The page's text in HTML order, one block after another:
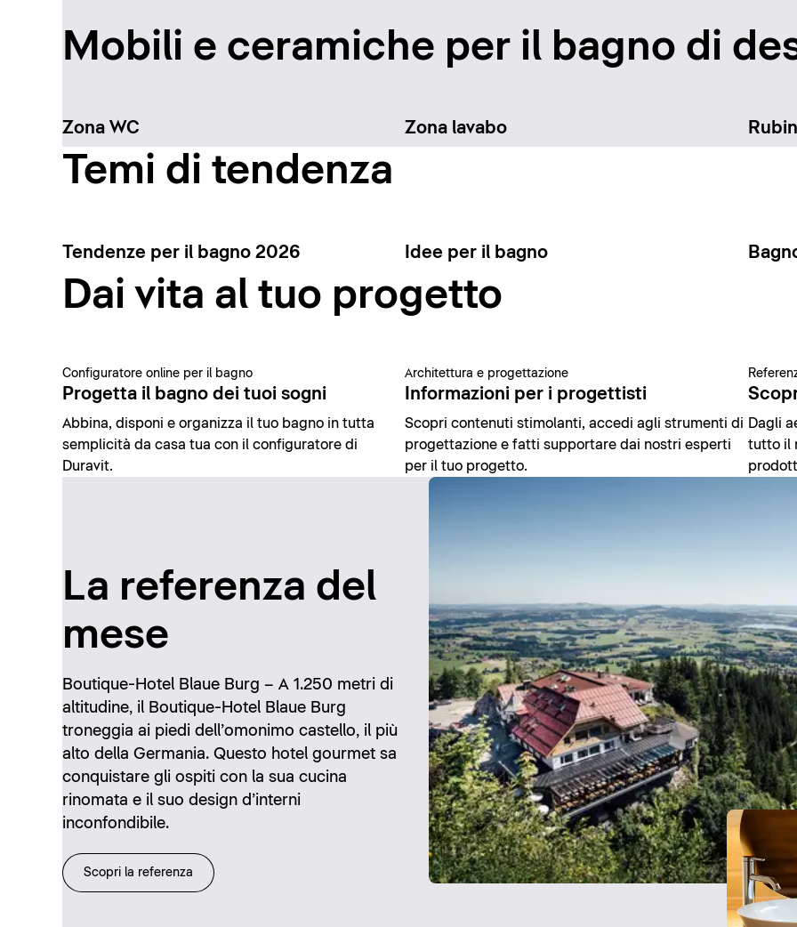
Scopri di più
Mobili e ceramiche per il bagno di
Zona WC Zona lavabo
Temi di tendenza
Tendenze per il bagno 2026 Idee per il bagno
Dai vita al tuo progetto
Configuratore online per il bagno
Progetta il bagno dei tuoi sogni
Abbina, disponi e organizza il tuo bagno in tutta
semplicità da casa tua con il configuratore di
Duravit.
Architettura e progettazione
Informazioni per i progettisti
Scopri contenuti stimolanti, accedi agli strumenti di
progettazione e fatti supportare dai nostri esperti
per il tuo progetto.
Dagli
tutto il
La referenza del
mese
Boutique-Hotel Blaue Burg – A 1.250 metri di
altitudine, il Boutique-Hotel Blaue Burg
troneggia ai piedi dell’omonimo castello, il più
alto della Germania. Questo hotel gourmet sa
conquistare gli ospiti con la sua cucina
rinomata e il suo design d’interni
inconfondibile.
Scopri la referenza